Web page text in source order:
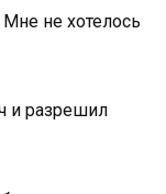
не хотелось
и разрешил